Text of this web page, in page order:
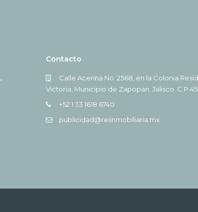
Contacto
Calle Acerina No. 2568, en la Colonia
Victoria, Municipio de Zapopan, Jalisco. C.P
+52 1 33 1618 6740
publicidad@reiinmobiliaria.mx